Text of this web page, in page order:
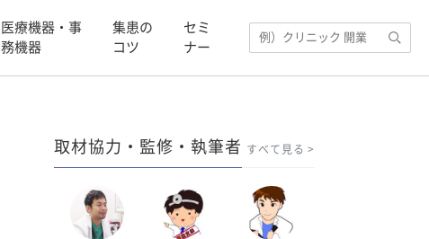
医療機器・事
務機器
集患の
コツ
セミ
ナー
取材協力・監修・執筆者 すべて見る